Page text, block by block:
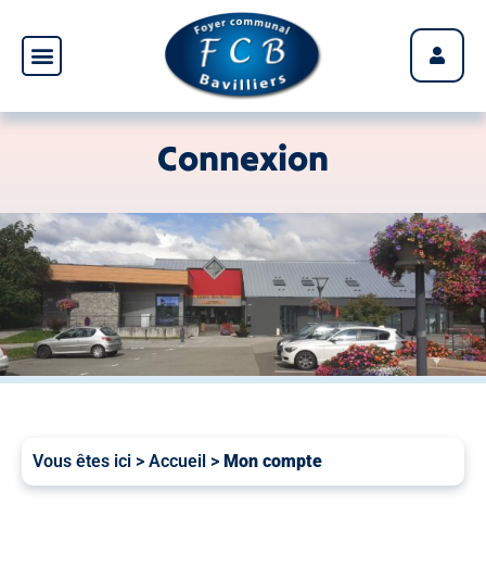
Connexion
Vous êtes ici > Accueil > Mon compte
Panneau de gestion des cookies